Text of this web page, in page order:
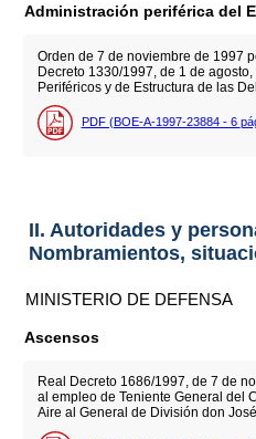
Administración periférica del
Orden de 7 de noviembre de 1997
Decreto 1330/1997, de 1 de
Periféricos y de Estructura de las
PDF (BOE-A-1997-23884 - 6
II. Autoridades y
Nombramientos,
MINISTERIO DE DEFENSA
Ascensos
Real Decreto 1686/1997, de 7 de
al empleo de Teniente General del
Aire al General de División don